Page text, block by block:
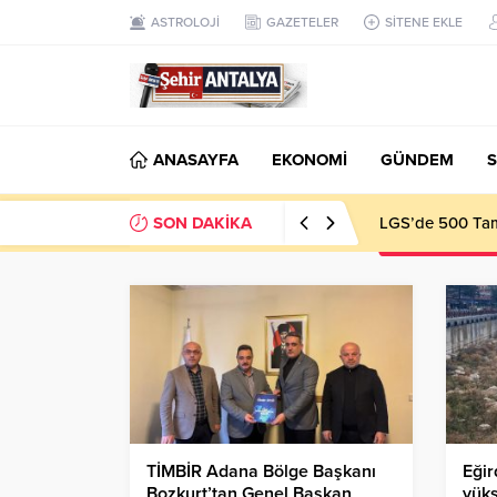
ASTROLOJİ GAZETELER SİTENE EKLE
ANASAYFA EKONOMİ GÜNDEM
SON DAKİKA LGS’de 500
TİMBİR Adana Bölge Başkanı